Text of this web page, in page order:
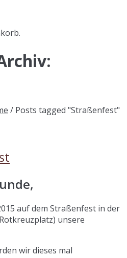
/ Posts tagged "Straßenfest"
auf dem Straßenfest in der
unsere
wir dieses mal